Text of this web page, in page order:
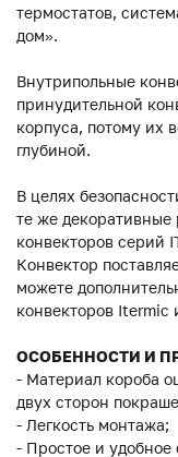
термостатов,
дом».
Внутрипольные
принудительной
корпуса, потому их
глубиной.
В целях
те же декоративные
конвекторов серий
Конвектор
можете
конвекторов Itermic
ОСОБЕННОСТИ И
- Материал короба
двух сторон
- Легкость монтажа;
- Простое и удобное